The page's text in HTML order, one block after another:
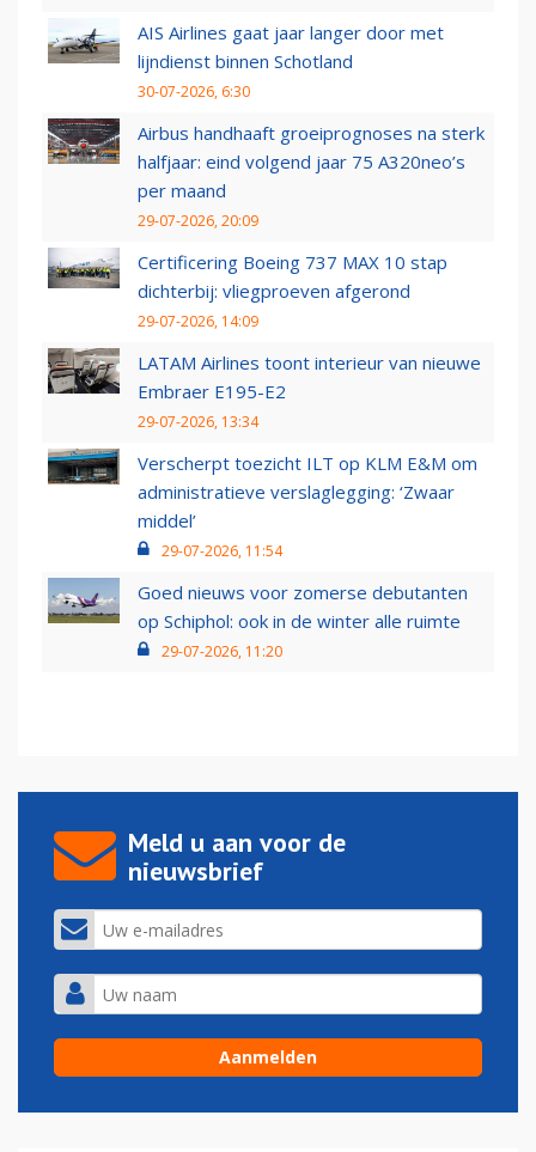
AIS Airlines gaat jaar langer door met
lijndienst binnen Schotland
30-07-2026, 6:30
Airbus handhaaft groeiprognoses na sterk
halfjaar: eind volgend jaar 75 A320neo’s
per maand
29-07-2026, 20:09
Certificering Boeing 737 MAX 10 stap
dichterbij: vliegproeven afgerond
29-07-2026, 14:09
LATAM Airlines toont interieur van nieuwe
Embraer E195-E2
29-07-2026, 13:34
Verscherpt toezicht ILT op KLM E&M om
administratieve verslaglegging: ‘Zwaar
middel’
29-07-2026, 11:54
Goed nieuws voor zomerse debutanten
op Schiphol: ook in de winter alle ruimte
29-07-2026, 11:20
Meld u aan voor de
nieuwsbrief